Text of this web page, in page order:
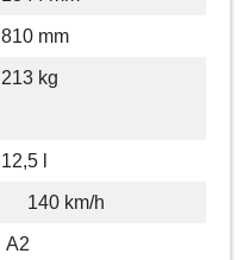
810 mm
213 kg
12,5 l
140 km/h
A2